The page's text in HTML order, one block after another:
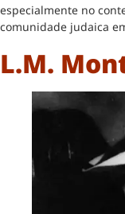
especialmente no
comunidade judaica
L.M.